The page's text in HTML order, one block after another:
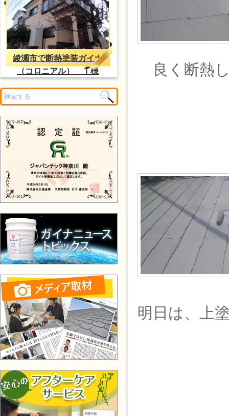
綾瀬市で断熱塗装ガイナ
（コロニアル） Ｔ様
良く断熱
明日は、上